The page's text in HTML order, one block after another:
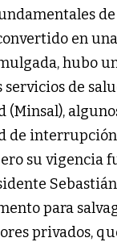
en
hubo
de
(Minsal),
su vigencia
para
privados,